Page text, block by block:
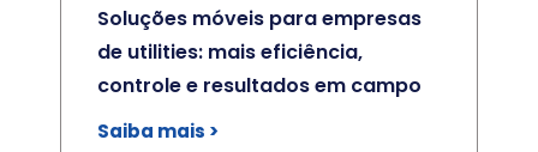
Soluções móveis para empresas
de utilities: mais eficiência,
controle e resultados em campo
Saiba mais >